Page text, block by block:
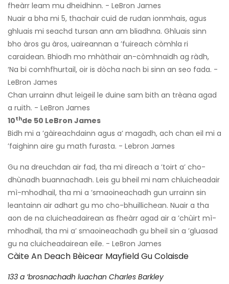
fheàrr leam mu dheidhinn. - LeBron James
Nuair a bha mi 5, thachair cuid de rudan ionmhais, agus
ghluais mi seachd tursan ann am bliadhna. Ghluais sinn
bho àros gu àros, uaireannan a ’fuireach còmhla ri
caraidean. Bhiodh mo mhàthair an-còmhnaidh ag ràdh,
‘Na bi comhfhurtail, oir is dòcha nach bi sinn an seo fada. -
LeBron James
Chan urrainn dhut leigeil le duine sam bith an trèana agad
a ruith. - LeBron James
10thde 50 LeBron James
Bidh mi a ’gàireachdainn agus a’ magadh, ach chan eil mi a
’faighinn aire gu math furasta. - Lebron James
Gu na dreuchdan air fad, tha mi dìreach a ’toirt a’ cho-
dhùnadh buannachadh. Leis gu bheil mi nam chluicheadair
mì-mhodhail, tha mi a ’smaoineachadh gun urrainn sin
leantainn air adhart gu mo cho-bhuillichean. Nuair a tha
aon de na cluicheadairean as fheàrr agad air a ’chùirt mì-
mhodhail, tha mi a’ smaoineachadh gu bheil sin a ’gluasad
gu na cluicheadairean eile. - LeBron James
Càite An Deach Bèicear Mayfield Gu Colaisde
133 a ’brosnachadh luachan Charles Barkley